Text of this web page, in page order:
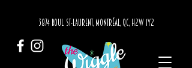
3874 BOUL. ST-LAURENT, MONTRÉAL, QC, H2W 1Y2